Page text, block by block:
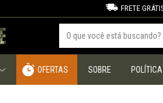
FRETE
OFERTAS SOBRE